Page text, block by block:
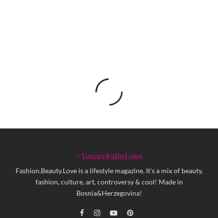
#YouareFaBuLous
Fashion.Beauty.Love is a lifestyle magazine. It's a mix of beauty,
fashion, culture, art, controversy & cool! Made in
Bosnia&Herzegovina!